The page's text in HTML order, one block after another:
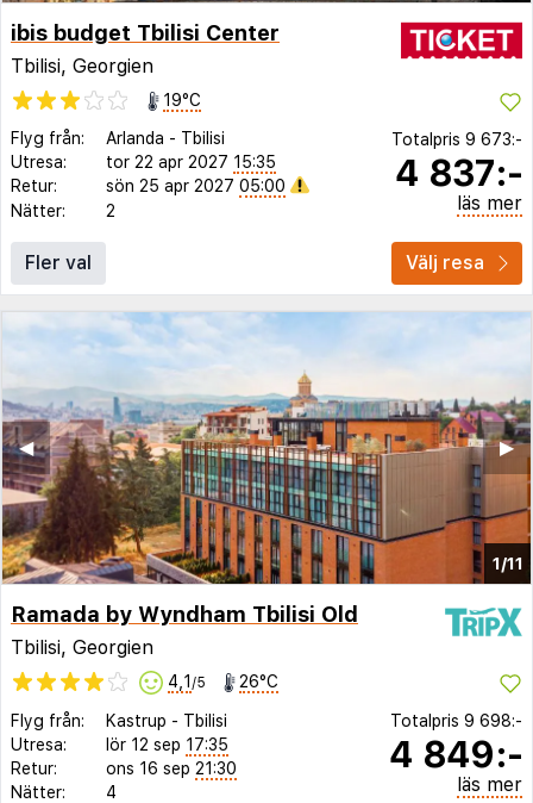
ibis budget Tbilisi Center
Tbilisi, Georgien
19°C
Flyg från:
Arlanda - Tbilisi
Utresa:
tor 22 apr 2027 15:35
Retur:
sön 25 apr 2027 05:00
Nätter:
2
Totalpris 9 673:-
4 837:-
läs mer
Fler val Välj resa
1/11
▶︎
◀︎
Ramada by Wyndham Tbilisi Old
Tbilisi, Georgien
4,1 /5 26°C
Flyg från: Kastrup - Tbilisi
Utresa:
lör 12 sep 17:35
Retur:
ons 16 sep 21:30
Nätter:
4
Totalpris 9 698:-
4 849:-
läs mer